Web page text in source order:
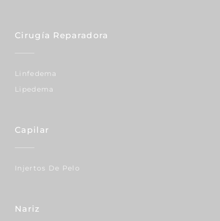
Cirugía Reparadora
Linfedema
Lipedema
Capilar
Injertos De Pelo
Nariz